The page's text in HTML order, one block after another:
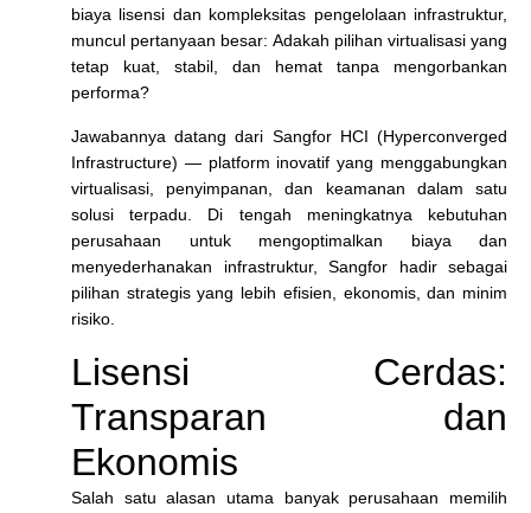
biaya lisensi dan kompleksitas pengelolaan infrastruktur,
muncul pertanyaan besar: Adakah pilihan virtualisasi yang
tetap kuat, stabil, dan hemat tanpa mengorbankan
performa?
Jawabannya datang dari Sangfor HCI (Hyperconverged
Infrastructure) — platform inovatif yang menggabungkan
virtualisasi, penyimpanan, dan keamanan dalam satu
solusi terpadu. Di tengah meningkatnya kebutuhan
perusahaan untuk mengoptimalkan biaya dan
menyederhanakan infrastruktur, Sangfor hadir sebagai
pilihan strategis yang lebih efisien, ekonomis, dan minim
risiko.
Lisensi Cerdas:
Transparan dan
Ekonomis
Salah satu alasan utama banyak perusahaan memilih